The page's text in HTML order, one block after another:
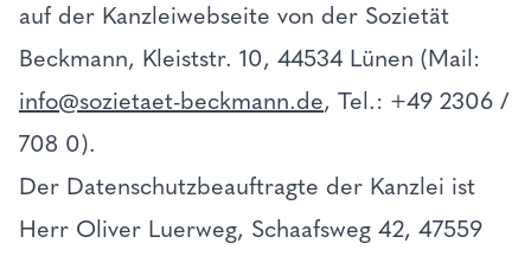
auf der Kanzleiwebseite von der Sozietät
Beckmann, Kleiststr. 10, 44534 Lünen (Mail:
info@sozietaet-beckmann.de, Tel.: +49 2306 /
708 0).
Der Datenschutzbeauftragte der Kanzlei ist
Herr Oliver Luerweg, Schaafsweg 42, 47559